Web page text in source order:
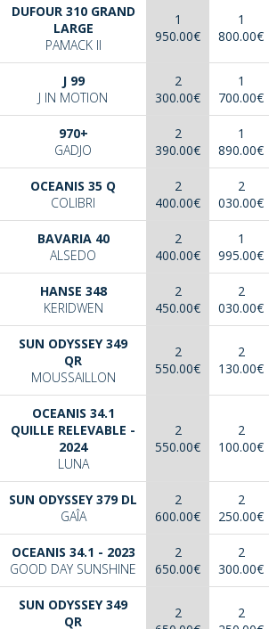
DUFOUR 310 GRAND
LARGE
PAMACK II
1
950.00€
1
800.00€
J 99
J IN MOTION
2
300.00€
1
700.00€
970+
GADJO
2
390.00€
1
890.00€
OCEANIS 35 Q
COLIBRI
2
400.00€
2
030.00€
BAVARIA 40
ALSEDO
2
400.00€
1
995.00€
HANSE 348
KERIDWEN
2
450.00€
2
030.00€
SUN ODYSSEY 349
QR
MOUSSAILLON
2
550.00€
2
130.00€
OCEANIS 34.1
QUILLE RELEVABLE -
2024
LUNA
2
550.00€
2
100.00€
SUN ODYSSEY 379 DL
GAÎA
2
600.00€
2
250.00€
OCEANIS 34.1 - 2023
GOOD DAY SUNSHINE
2
650.00€
2
300.00€
SUN ODYSSEY 349
QR
2
2